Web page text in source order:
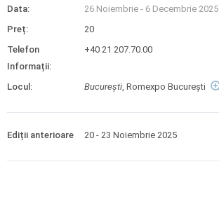
Data: 26 Noiembrie - 6 Decembrie 2025
Preț:
20
Telefon
Informații:
+40 21 207.70.00
Locul: Bucureşti, Romexpo Bucureşti
Ediții anterioare 20 - 23 Noiembrie 2025